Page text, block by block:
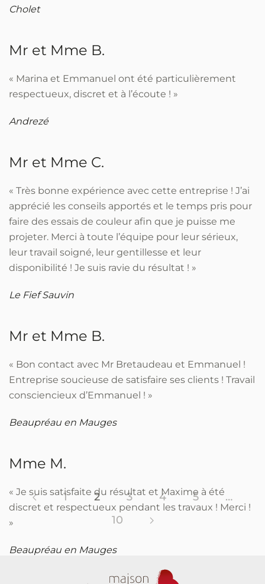
Cholet
Mr et Mme B.
« Marina et Emmanuel ont été particulièrement
respectueux, discret et à l’écoute ! »
Andrezé
Mr et Mme C.
« Très bonne expérience avec cette entreprise ! J’ai
apprécié les conseils apportés et le temps pris pour
faire des essais de couleur afin que je puisse me
projeter. Merci à toute l’équipe pour leur sérieux,
leur travail soigné, leur gentillesse et leur
disponibilité ! Je suis ravie du résultat ! »
Le Fief Sauvin
Mr et Mme B.
« Bon contact avec Mr Bretaudeau et Emmanuel !
Entreprise soucieuse de satisfaire ses clients ! Travail
consciencieux d’Emmanuel ! »
Beaupréau en Mauges
Mme M.
« Je suis satisfaite du résultat et Maxime à été
discret et respectueux pendant les travaux ! Merci !
»
Beaupréau en Mauges
1 2 3 4 5
…
10